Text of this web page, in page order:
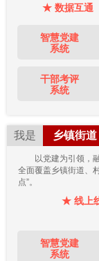
★ 数据互通
智慧党建
系统
干部考评
系统
我是 乡镇街
以党建为引领，
全面覆盖乡镇街道、
点”。
★ 线上
智慧党建
系统